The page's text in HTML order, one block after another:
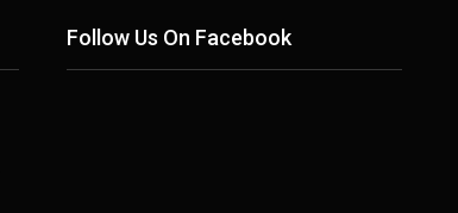
Follow Us On Facebook